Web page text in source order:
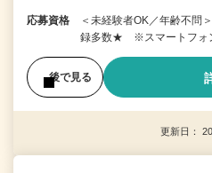
応募資格
＜未経験者OK／年齢不
録多数★ ※スマートフォ
後で見る
更新日：